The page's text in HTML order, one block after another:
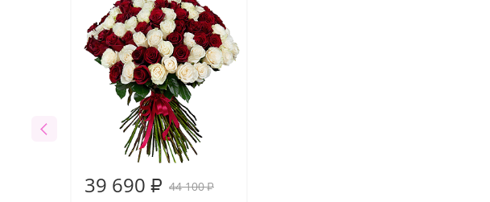
39 690 ₽ 44 100₽